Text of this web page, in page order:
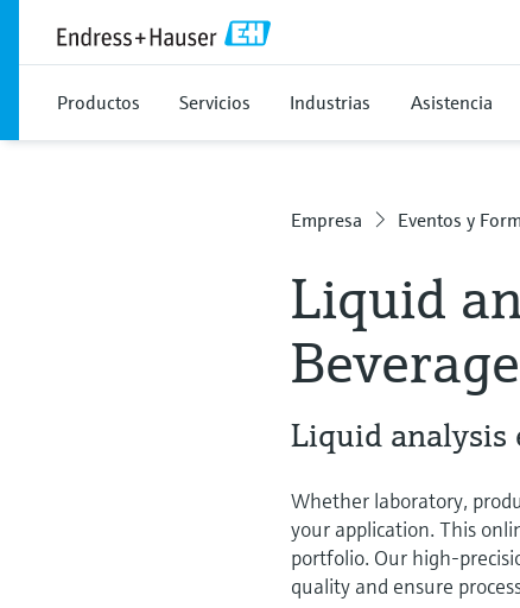
Productos Servicios Industrias Asistencia
Empresa Eventos y
Liquid
Liquid
Whether laboratory,
your application. This
portfolio. Our high-
quality and ensure